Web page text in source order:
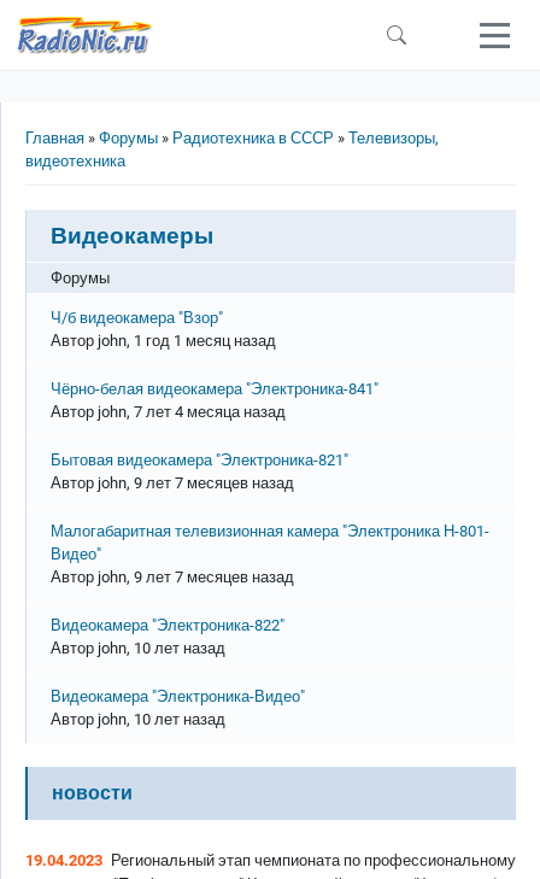
Перейти к основному содержанию
Строка навигации
Главная Форумы Радиотехника в СССР
Телевизоры,
видеотехника
Видеокамеры
Форумы
Обычная тема
Ч/б видеокамера "Взор"
Автор john, 1 год 1 месяц назад
Обычная тема
Чёрно-белая видеокамера "Электроника-841"
Автор john, 7 лет 4 месяца назад
Обычная тема
Бытовая видеокамера "Электроника-821"
Автор john, 9 лет 7 месяцев назад
Обычная тема
Малогабаритная телевизионная камера "Электроника Н-801-
Видео"
Автор john, 9 лет 7 месяцев назад
Обычная тема
Видеокамера "Электроника-822"
Автор john, 10 лет назад
Обычная тема
Видеокамера "Электроника-Видео"
Автор john, 10 лет назад
новости
19.04.2023 Региональный этап чемпионата по профессиональному